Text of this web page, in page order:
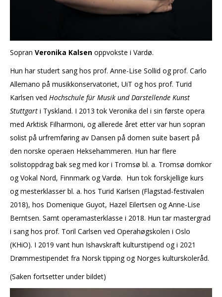
Sopran Veronika Kalsen oppvokste i Vardø.
Hun har studert sang hos prof. Anne-Lise Sollid og prof. Carlo
Allemano på musikkonservatoriet, UiT og hos prof. Turid
Karlsen ved Hochschule für Musik und Darstellende Kunst
Stuttgart i Tyskland. I 2013 tok Veronika del i sin første opera
med Arktisk Filharmoni, og allerede året etter var hun sopran
solist på urfremføring av Dansen på domen suite basert på
den norske operaen Heksehammeren. Hun har flere
solistoppdrag bak seg med kor i Tromsø bl. a. Tromsø domkor
og Vokal Nord, Finnmark og Vardø. Hun tok forskjellige kurs
og mesterklasser bl. a. hos Turid Karlsen (Flagstad-festivalen
2018), hos Domenique Guyot, Hazel Eilertsen og Anne-Lise
Berntsen. Samt operamasterklasse i 2018. Hun tar mastergrad
i sang hos prof. Toril Carlsen ved Operahøgskolen i Oslo
(KHiO). I 2019 vant hun Ishavskraft kulturstipend og i 2021
Drømmestipendet fra Norsk tipping og Norges kulturskoleråd.
(Saken fortsetter under bildet)